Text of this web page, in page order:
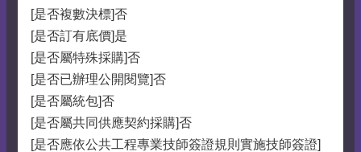
[是否複數決標]否
[是否訂有底價]是
[是否屬特殊採購]否
[是否已辦理公開閱覽]否
[是否屬統包]否
[是否屬共同供應契約採購]否
[是否應依公共工程專業技師簽證規則實施技師簽證]